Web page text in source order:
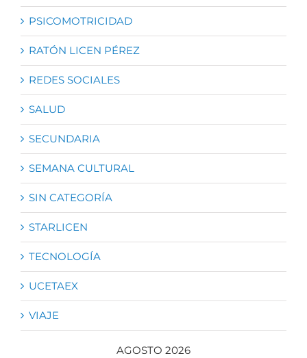
PSICOMOTRICIDAD
RATÓN LICEN PÉREZ
REDES SOCIALES
SALUD
SECUNDARIA
SEMANA CULTURAL
SIN CATEGORÍA
STARLICEN
TECNOLOGÍA
UCETAEX
VIAJE
AGOSTO 2026